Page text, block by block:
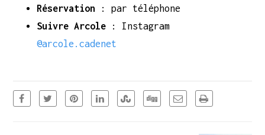
Réservation : par téléphone
Suivre Arcole: Instagram
@arcole.cadenet